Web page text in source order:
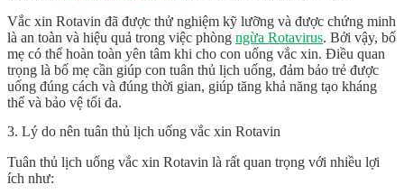
Vắc xin Rotavin đã được thử nghiệm kỹ lưỡng và được chứng minh
là an toàn và hiệu quả trong việc phòng ngừa Rotavirus. Bởi vậy, bố
mẹ có thể hoàn toàn yên tâm khi cho con uống vắc xin. Điều quan
trọng là bố mẹ cần giúp con tuân thủ lịch uống, đảm bảo trẻ được
uống đúng cách và đúng thời gian, giúp tăng khả năng tạo kháng
thể và bảo vệ tối đa.
3. Lý do nên tuân thủ lịch uống vắc xin Rotavin
Tuân thủ lịch uống vắc xin Rotavin là rất quan trọng với nhiều lợi
ích như: